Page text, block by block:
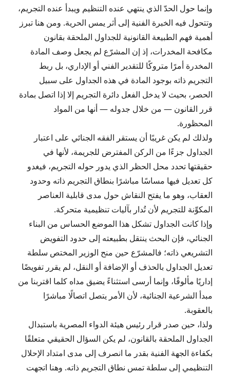
وإنما حول الحدّ الذي ينتهي عنده التنظيم ويبدأ عنده التجريم،
وتتحول فيه الخبرة الفنية إلى أثر يمس الحرية. ومن هنا تبرز
أهمية فهم الطبيعة القانونية للجداول الملحقة بقانون
مكافحة المخدرات، إذ إن المشرّع لم يجعل وصف المادة
المخدرة أمرًا متروكًا للتقدير الفني أو الإداري، بل ربط
التجريم ذاته بوجود المادة في هذه الجداول على سبيل
الحصر، بحيث لا يدخل الفعل دائرة التجريم إلا إذا اتصل بمادة
قرر القانون — من خلال جدوله — أنها من المواد
المحظورة.
ولذلك لم يكن غريبًا أن يستقر الفقه الجنائي على اعتبار
الجداول جزءًا من الركن المفترض للجريمة، لأنها في
حقيقتها تحدد محل الحظر الذي يدور حوله التجريم، فيغدو
كل تعديل فيها مساسًا مباشرًا بنطاق التجريم ذاته وحدود
العقاب، وهو ما يفتح النقاش حول مدى قابلية العناصر
المكوِّنة للتجريم لأن تُدار بآليات تنظيمية متحركة.
وإذا كانت الجداول تشكل هذا الموضع الحساس من البناء
الجنائي، فإن البحث ينتقل بطبيعته إلى حدود التفويض
التشريعي ذاته؛ فالمشرّع حين منح الوزير المختص سلطة
تعديل الجداول بالحذف أو الإضافة أو النقل، لم يقرر تفويضًا
إداريًا مألوفًا، وإنما أرسى استثناءً يضيق مداه كلما اقتربنا من
مبدأ الشرعية الجنائية، لأن الأمر يتصل اتصالًا مباشرًا
بالعقوبة.
ولذا، حين صدر قرار رئيس هيئة الدواء المصرية باستبدال
الجداول الملحقة بالقانون، لم يكن السؤال الحقيقي متعلقًا
بكفاءة الجهة الفنية بقدر ما انصرف إلى مدى امتداد الإحلال
التنظيمي إلى سلطة تمس نطاق التجريم ذاته. وهنا اتجهت